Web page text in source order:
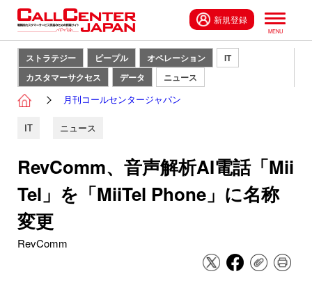
新規登録
ストラテジー ピープル オペレーション
IT
カスタマーサクセス
データ ニュース
月刊コールセンタージャパン
IT ニュース
RevComm、音声解析AI電話「Mii
Tel」を「MiiTel Phone」に名称
変更
RevComm